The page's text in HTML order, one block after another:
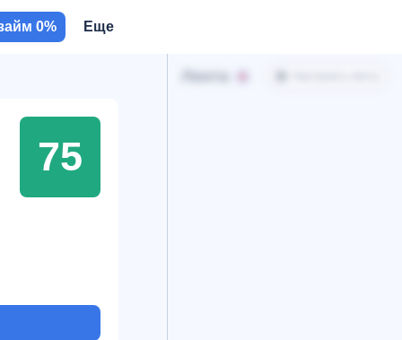
0% Еще
75
Лента